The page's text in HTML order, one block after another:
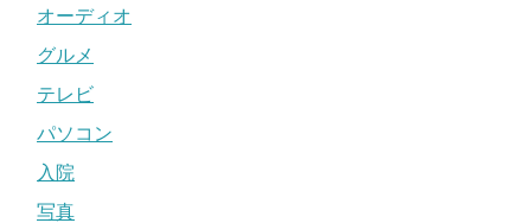
オーディオ
グルメ
テレビ
パソコン
入院
写真